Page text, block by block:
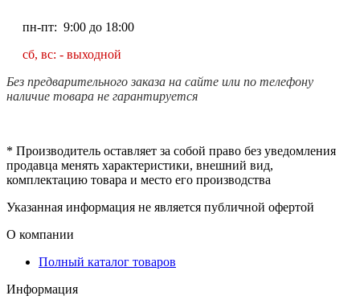
пн-пт: 9:00 до 18:00
сб, вс: - выходной
Без предварительного заказа на сайте или по телефону
наличие товара не гарантируется
* Производитель оставляет за собой право без уведомления
продавца менять характеристики, внешний вид,
комплектацию товара и место его производства
Указанная информация не является публичной офертой
О компании
Полный каталог товаров
Информация